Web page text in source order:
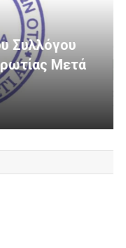
Ευρώ Για
Δήμο